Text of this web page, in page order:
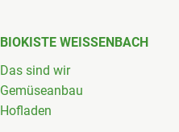
BIOKISTE WEISSENBACH
Das sind wir
Gemüseanbau
Hofladen